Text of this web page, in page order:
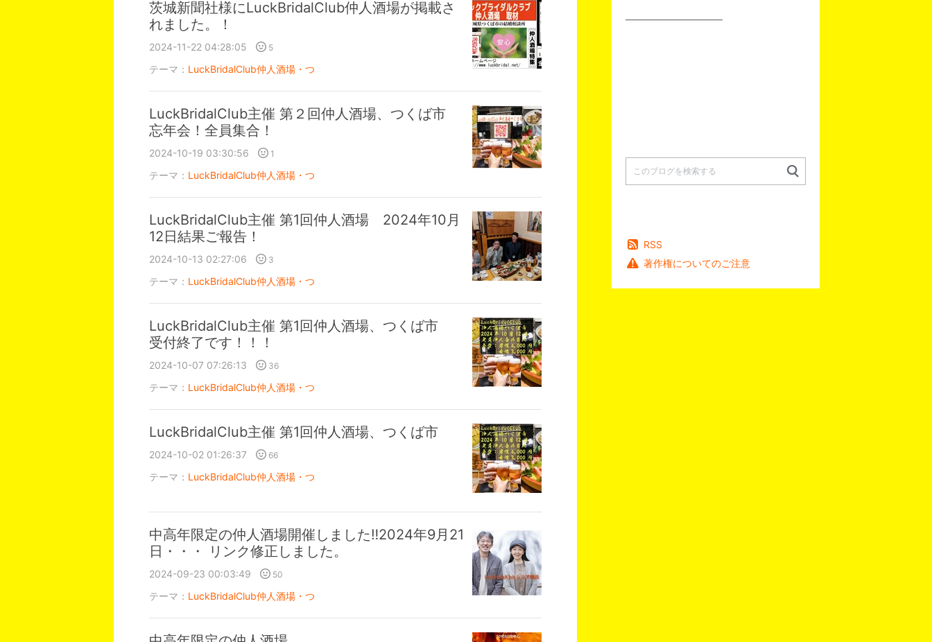
茨城新聞社様にLuckBridalClub仲人酒場が掲載さ
れました。！
2024-11-22 04:28:05 5
テーマ： LuckBridalClub仲人酒場・つ
LuckBridalClub主催 第２回仲人酒場、つくば市
忘年会！全員集合！
2024-10-19 03:30:56 1
テーマ： LuckBridalClub仲人酒場・つ
LuckBridalClub主催 第1回仲人酒場 2024年10月
12日結果ご報告！
2024-10-13 02:27:06 3
テーマ： LuckBridalClub仲人酒場・つ
LuckBridalClub主催 第1回仲人酒場、つくば市
受付終了です！！！
2024-10-07 07:26:13 36
テーマ： LuckBridalClub仲人酒場・つ
LuckBridalClub主催 第1回仲人酒場、つくば市
2024-10-02 01:26:37 66
テーマ： LuckBridalClub仲人酒場・つ
中高年限定の仲人酒場開催しました‼2024年9月21
日・・・ リンク修正しました。
2024-09-23 00:03:49 50
テーマ： LuckBridalClub仲人酒場・つ
━━━━━━━━━━
RSS
著作権についてのご注意